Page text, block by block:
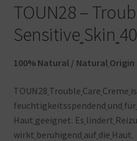
TOUN28 –
Sensitive Skin
100% Natural / Natural Origin
TOUN28 Trouble Care Creme
feuchtigkeitsspendend und für
Haut geeignet. Es lindert
wirkt beruhigend auf die Haut.